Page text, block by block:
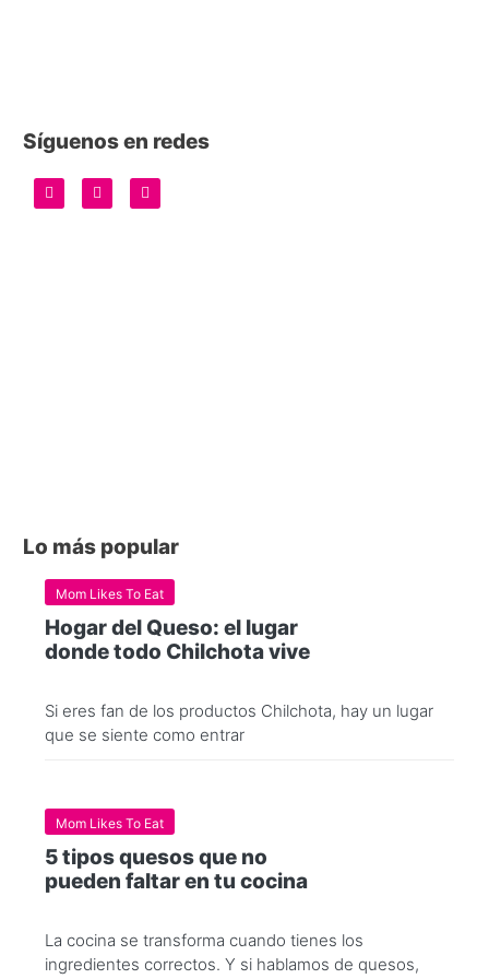
Síguenos en redes
Lo más popular
Mom Likes To Eat
Hogar del Queso: el lugar
donde todo Chilchota vive
Si eres fan de los productos Chilchota, hay un lugar
que se siente como entrar
Mom Likes To Eat
5 tipos quesos que no
pueden faltar en tu cocina
La cocina se transforma cuando tienes los
ingredientes correctos. Y si hablamos de quesos,